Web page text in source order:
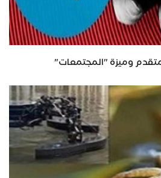
وميزة "المجتمعات"